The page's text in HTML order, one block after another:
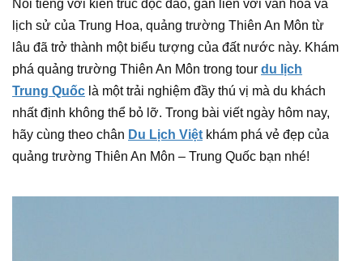
Nổi tiếng với kiến trúc độc đáo, gắn liền với văn hoá và
lịch sử của Trung Hoa, quảng trường Thiên An Môn từ
lâu đã trở thành một biểu tượng của đất nước này. Khám
phá quảng trường Thiên An Môn trong tour du lịch
Trung Quốc là một trải nghiệm đầy thú vị mà du khách
nhất định không thể bỏ lỡ. Trong bài viết ngày hôm nay,
hãy cùng theo chân Du Lịch Việt khám phá vẻ đẹp của
quảng trường Thiên An Môn – Trung Quốc bạn nhé!